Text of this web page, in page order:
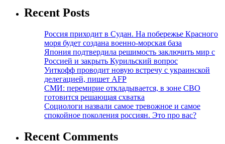
Recent Posts
Россия приходит в Судан. На побережье Красного
моря будет создана военно-морская база
Япония подтвердила решимость заключить мир с
Россией и закрыть Курильский вопрос
Уиткофф проводит новую встречу с украинской
делегацией, пишет AFP
СМИ: перемирие откладывается, в зоне СВО
готовится решающая схватка
Социологи назвали самое тревожное и самое
спокойное поколения россиян. Это про вас?
Recent Comments